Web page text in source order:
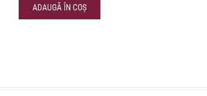
ADAUGĂ ÎN COȘ